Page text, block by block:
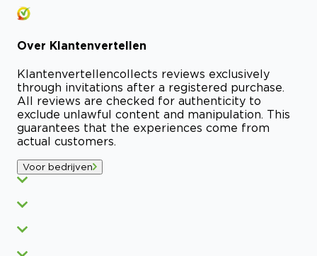
Over Klantenvertellen
Klantenvertellencollects reviews exclusively
through invitations after a registered purchase.
All reviews are checked for authenticity to
exclude unlawful content and manipulation. This
guarantees that the experiences come from
actual customers.
Voor bedrijven